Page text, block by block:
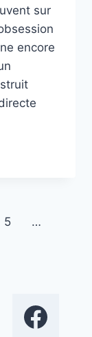
sur
encore
5 …